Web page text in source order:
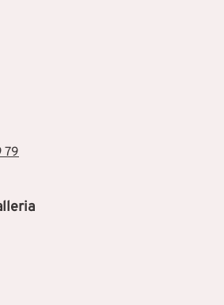
79